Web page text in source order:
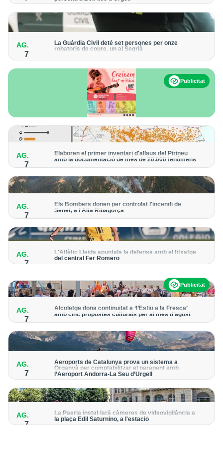
forma progressiva
AG.
7
La Guàrdia Civil deté set persones per onze
robatoris de coure, un al Segrià
Publicitat
AG.
7
Elaboren el primer inventari d'allaus del Pirineu
amb la documentació de més de 20.000 fenòmens
Obra de l'Institut Cartogràfic i Geològic de Catalunya, amb
AG.
7
Els Bombers donen per controlat l'incendi de
Senet, a l'Alta Ribagorça
El cos manté la vigilància de la zona amb drons i mitjans aeris
AG.
7
L'Atlètic Lleida apuntala la defensa amb el fitxatge
del central Fer Romero
Publicitat
AG.
7
Alcoletge dona continuïtat a ‘l’Estiu a la Fresca’
amb cinc propostes culturals per al mes d’agost
Un dels grans protagonistes de la programació serà
AG.
7
Aeroports de Catalunya prova un sistema a
Organyà per comptabilitzar el parapent amb
l’Aeroport Andorra-La Seu d’Urgell
mòbil per donar pas als avions amb vols instrumentals
AG.
7
La Paeria instal·larà càmeres de videovigilància a
la plaça Edil Saturnino, a l'estació